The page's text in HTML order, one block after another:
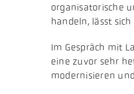
organisatorische
handeln, lässt
Im Gespräch mit
eine zuvor sehr
modernisieren